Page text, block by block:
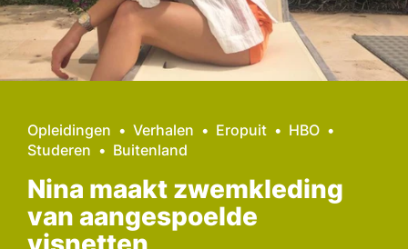
Opleidingen Verhalen Eropuit
HBO
Studeren
Buitenland
Nina maakt zwemkleding
van aangespoelde